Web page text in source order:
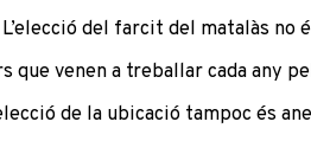
del farcit del matalàs
que venen a treballar cada any
de la ubicació tampoc és